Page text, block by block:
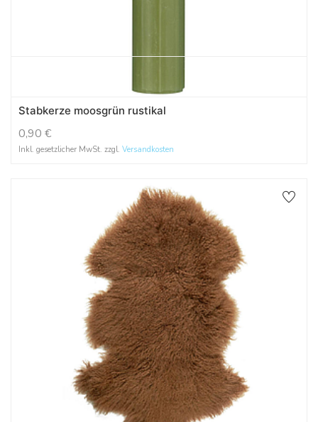
Stabkerze moosgrün rustikal
0,90 €
Inkl. gesetzlicher MwSt. zzgl. Versandkosten